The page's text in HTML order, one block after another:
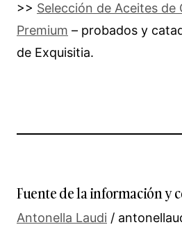
>> Selección de Aceites de
Premium – probados y
de Exquisitia.
Fuente de la información y
Antonella Laudi /